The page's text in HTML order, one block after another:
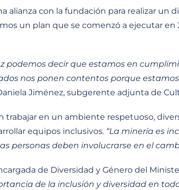
alianza con la fundación para realizar un
un plan que se comenzó a ejecutar
podemos decir que estamos en
nos ponen contentos porque
Jiménez, subgerente adjunta de
trabajar en un ambiente respetuoso,
equipos inclusivos. “La minería es
personas deben involucrarse en el
de Diversidad y Género del
de la inclusión y diversidad en